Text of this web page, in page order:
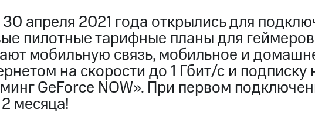
Финансы Детям и родителям Здоровье и фитнес
ГудокМой МТС Все приложения
музыка и многое другое
доступ к геолокации
апреля 2021 года открылись для
пилотные тарифные планы для
мобильную связь, мобильное и
на скорости до 1 Гбит/с и подписку
GeForce NOW». При первом
месяца!